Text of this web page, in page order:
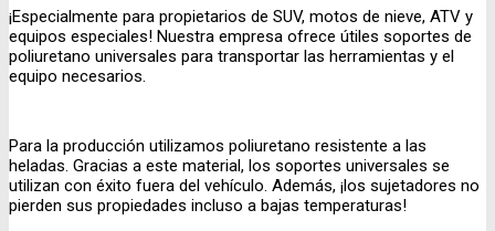
¡Especialmente para propietarios de SUV, motos de nieve, ATV y
equipos especiales! Nuestra empresa ofrece útiles soportes de
poliuretano universales para transportar las herramientas y el
equipo necesarios.
Para la producción utilizamos poliuretano resistente a las
heladas. Gracias a este material, los soportes universales se
utilizan con éxito fuera del vehículo. Además, ¡los sujetadores no
pierden sus propiedades incluso a bajas temperaturas!